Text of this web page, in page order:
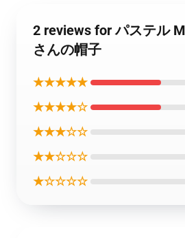
2 reviews for パステル
さんの帽子
★★★★★
★★★★☆
★★★☆☆
★★☆☆☆
★☆☆☆☆